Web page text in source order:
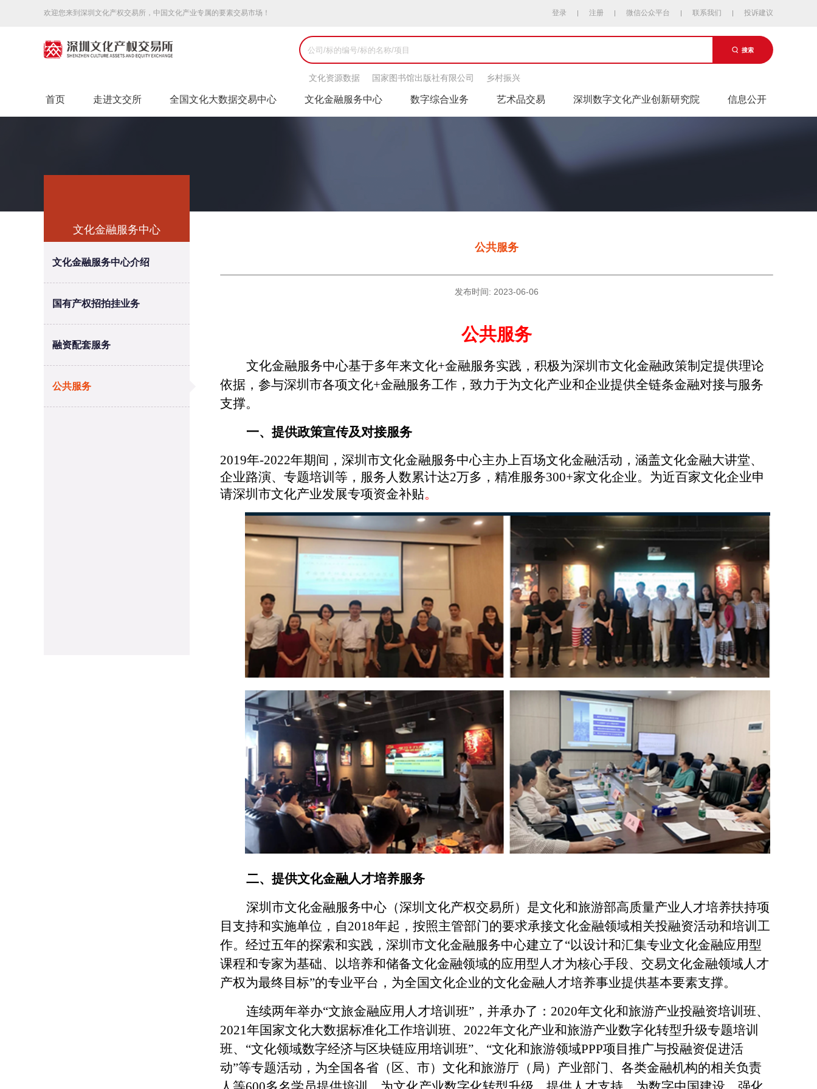
欢迎您来到深圳文化产权交易所，中国文化产业专属的要素交易市场！ 登录 注册 微信公众平台 联系我们 投诉建议
搜索
文化资源数据 国家图书馆出版社有限公司 乡村振兴
首页 走进文交所 全国文化大数据交易中心 文化金融服务中心 数字综合业务 艺术品交易 深圳数字文化产业创新研究院 信息公开
文化金融服务中心
文化金融服务中心介绍
国有产权招拍挂业务
融资配套服务
公共服务
公共服务
发布时间: 2023-06-06
公共服务
文化金融服务中心基于多年来文化+金融服务实践，积极为深圳市文化金融政策制定提供理论
依据，参与深圳市各项文化+金融服务工作，致力于为文化产业和企业提供全链条金融对接与服务
支撑。
一、提供政策宣传及对接服务
2019年-2022年期间，深圳市文化金融服务中心主办上百场文化金融活动，涵盖文化金融大讲堂、
企业路演、专题培训等，服务人数累计达2万多，精准服务300+家文化企业。为近百家文化企业申
请深圳市文化产业发展专项资金补贴。
二、提供文化金融人才培养服务
深圳市文化金融服务中心（深圳文化产权交易所） 是文化和旅游部高质量产业人才培养扶持项
目支持和实施单位，自2018年起，按照主管部门的要求承接文化金融领域相关投融资活动和培训工
作。经过五年的探索和实践， 深圳市文化金融服务中心建立了“以设计和汇集专业文化金融应用型
课程和专家为基础、以培养和储备文化金融领域的应用型人才为核心手段、交易文化金融领域人才
产权为最终目标”的专业平台，为全国文化企业的文化金融人才培养事业提供基本要素支撑。
连续两年举办“文旅金融应用人才培训班”，并承办了：2020年文化和旅游产业投融资培训班、
2021年国家文化大数据标准化工作培训班、2022年文化产业和旅游产业数字化转型升级专题培训
班、“文化领域数字经济与区块链应用培训班”、“文化和旅游领域PPP项目推广与投融资促进活
动”等专题活动，为全国各省（区、市）文化和旅游厅（局）产业部门、各类金融机构的相关负责